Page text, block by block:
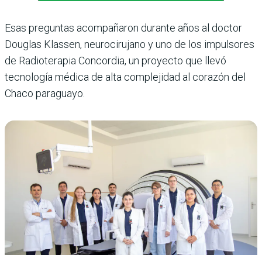
Esas preguntas acompañaron durante años al doctor
Douglas Klassen, neurocirujano y uno de los impulsores
de Radioterapia Concordia, un proyecto que llevó
tecnología médica de alta complejidad al corazón del
Chaco paraguayo.